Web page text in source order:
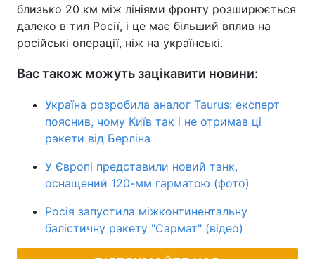
близько 20 км між лініями фронту розширюється
далеко в тил Росії, і це має більший вплив на
російські операції, ніж на українські.
Вас також можуть зацікавити новини:
Україна розробила аналог Taurus: експерт
пояснив, чому Київ так і не отримав ці
ракети від Берліна
У Європі представили новий танк,
оснащений 120-мм гарматою (фото)
Росія запустила міжконтинентальну
балістичну ракету "Сармат" (відео)